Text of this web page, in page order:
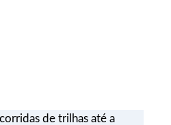
de trilhas até a